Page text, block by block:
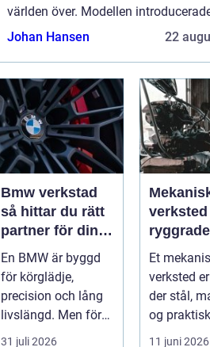
världen över. Modellen
första gången av det svenska
Johan Hansen 22
Bmw verkstad
så hittar du rätt
partner för din
bil
En BMW är byggd
för körglädje,
precision och lång
livslängd. Men för
att bilen ska
31 juli 2026
verksted
moderne
industri
Et
verksted
der stål,
og praktisk
11 juni 2026